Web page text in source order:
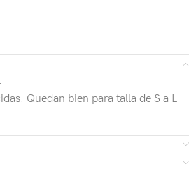
Quedan bien para talla de S a L